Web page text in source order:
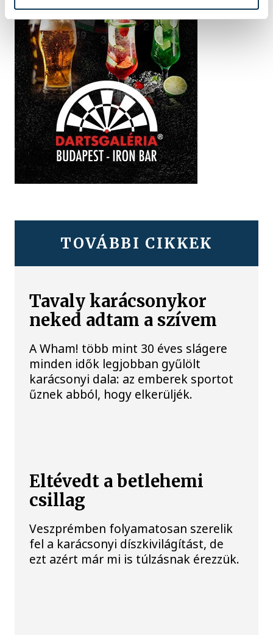
TOVÁBBI CIKKEK
Tavaly karácsonykor
neked adtam a szívem
A Wham! több mint 30 éves slágere
minden idők legjobban gyűlölt
karácsonyi dala: az emberek sportot
űznek abból, hogy elkerüljék.
Eltévedt a betlehemi
csillag
Veszprémben folyamatosan szerelik
fel a karácsonyi díszkivilágítást, de
ezt azért már mi is túlzásnak érezzük.